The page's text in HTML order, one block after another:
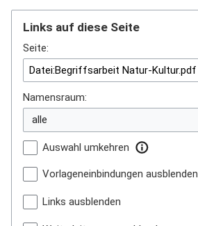
Links auf diese Seite
Seite:
Namensraum:
Auswahl umkehren
Vorlageneinbindungen ausblenden
Links ausblenden